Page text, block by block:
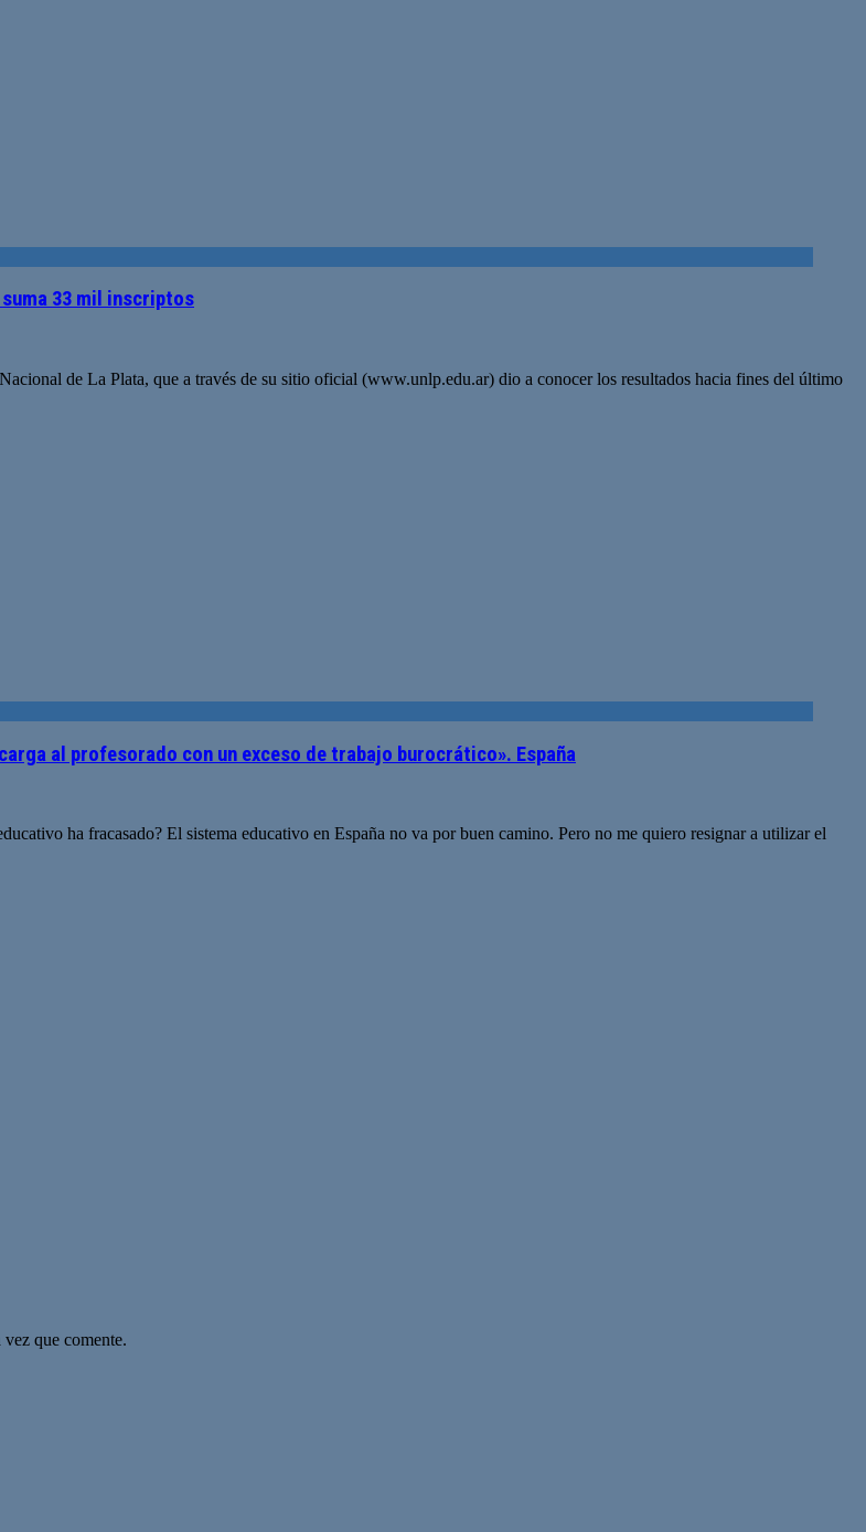
33 mil inscriptos
de La Plata, que a través de su sitio oficial (www.unlp.edu.ar) dio a conocer los resultados hacia fines del último
al profesorado con un exceso de trabajo burocrático». España
ha fracasado? El sistema educativo en España no va por buen camino. Pero no me quiero resignar a utilizar el
que comente.